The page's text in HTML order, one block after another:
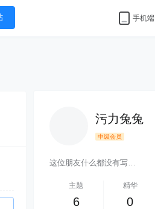
手机端
污力兔兔
中级会员
这位朋友什么都没有写…
主题
6
精华
0